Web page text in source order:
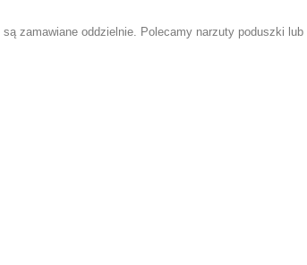
są zamawiane oddzielnie. Polecamy narzuty poduszki lub